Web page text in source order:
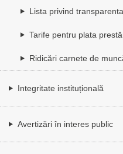
Lista privind
Tarife pentru plata
Ridicări carnete de
Integritate instituțională
Avertizări în interes public